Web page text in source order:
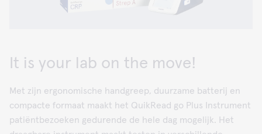
It is your lab on the move!
Met zijn ergonomische handgreep, duurzame batterij en
compacte formaat maakt het QuikRead go Plus Instrument
patiëntbezoeken gedurende de hele dag mogelijk. Het